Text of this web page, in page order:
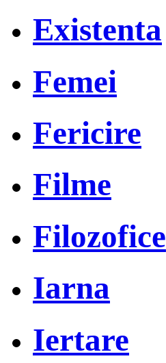
Existenta
Femei
Fericire
Filme
Filozofice
Iarna
Iertare